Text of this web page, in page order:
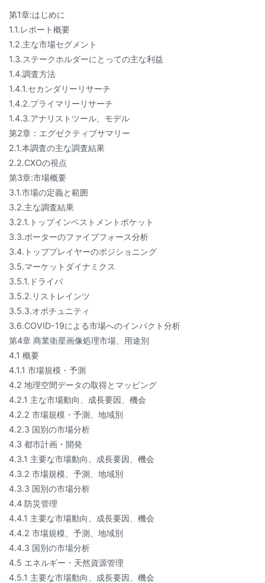
第1章:はじめに
1.1.レポート概要
1.2.主な市場セグメント
1.3.ステークホルダーにとっての主な利益
1.4.調査方法
1.4.1.セカンダリーリサーチ
1.4.2.プライマリーリサーチ
1.4.3.アナリストツール、モデル
第2章：エグゼクティブサマリー
2.1.本調査の主な調査結果
2.2.CXOの視点
第3章:市場概要
3.1.市場の定義と範囲
3.2.主な調査結果
3.2.1.トップインベストメントポケット
3.3.ポーターのファイブフォース分析
3.4.トッププレイヤーのポジショニング
3.5.マーケットダイナミクス
3.5.1.ドライバ
3.5.2.リストレインツ
3.5.3.オポチュニティ
3.6.COVID-19による市場へのインパクト分析
第4章 商業衛星画像処理市場、用途別
4.1 概要
4.1.1 市場規模・予測
4.2 地理空間データの取得とマッピング
4.2.1 主な市場動向、成長要因、機会
4.2.2 市場規模・予測、地域別
4.2.3 国別の市場分析
4.3 都市計画・開発
4.3.1 主要な市場動向、成長要因、機会
4.3.2 市場規模、予測、地域別
4.3.3 国別の市場分析
4.4 防災管理
4.4.1 主要な市場動向、成長要因、機会
4.4.2 市場規模、予測、地域別
4.4.3 国別の市場分析
4.5 エネルギー・天然資源管理
4.5.1 主要な市場動向、成長要因、機会